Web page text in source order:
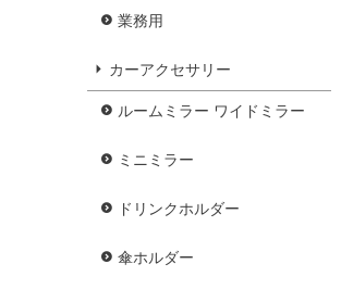
業務用
カーアクセサリー
ルームミラー ワイドミラー
ミニミラー
ドリンクホルダー
傘ホルダー